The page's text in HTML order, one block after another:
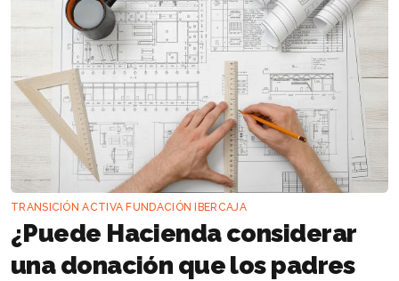
TRANSICIÓN ACTIVA FUNDACIÓN IBERCAJA
¿Puede Hacienda considerar
una donación que los padres